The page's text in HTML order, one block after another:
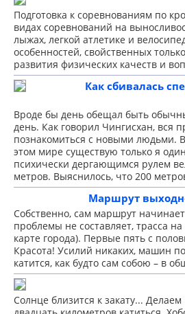
Подготовка к соревнованиям по
видах соревнований на
лыжах, легкой атлетике и
особенностей, свойственных
развития физических качеств и
Как сбивалась
Вроде бы день обещал быть
день. Как говорил Чингисхан, вся
познакомиться с новыми людьми.
этом мире существую только я
психически дергающимся рулем
метров. Выяснилось, что 200
Маршрут
Собственно, сам маршрут
проблемы не составляет, трасса
карте города). Первые пять с
Красота! Усилий никаких, машин
катится, как будто сам собою – в
Солнце близится к закату...